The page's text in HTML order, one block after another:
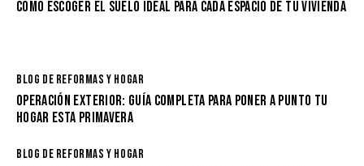
CÓMO ESCOGER EL SUELO IDEAL PARA CADA ESPACIO DE TU VIVIENDA
BLOG DE REFORMAS Y HOGAR
OPERACIÓN EXTERIOR: GUÍA COMPLETA PARA PONER A PUNTO TU
HOGAR ESTA PRIMAVERA
BLOG DE REFORMAS Y HOGAR